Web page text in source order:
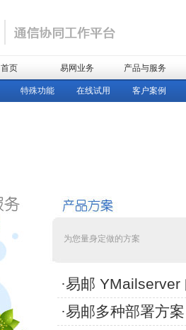
首页 易网业务 产品与服务
特殊功能 在线试用 客户案例
为您量身定做的方案
·易邮 YMailserver
·易邮多种部署方案